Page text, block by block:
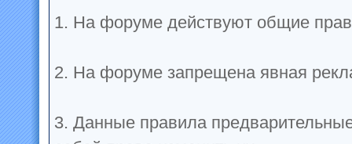
1. На форуме действуют общие
2. На форуме запрещена явная
3. Данные правила